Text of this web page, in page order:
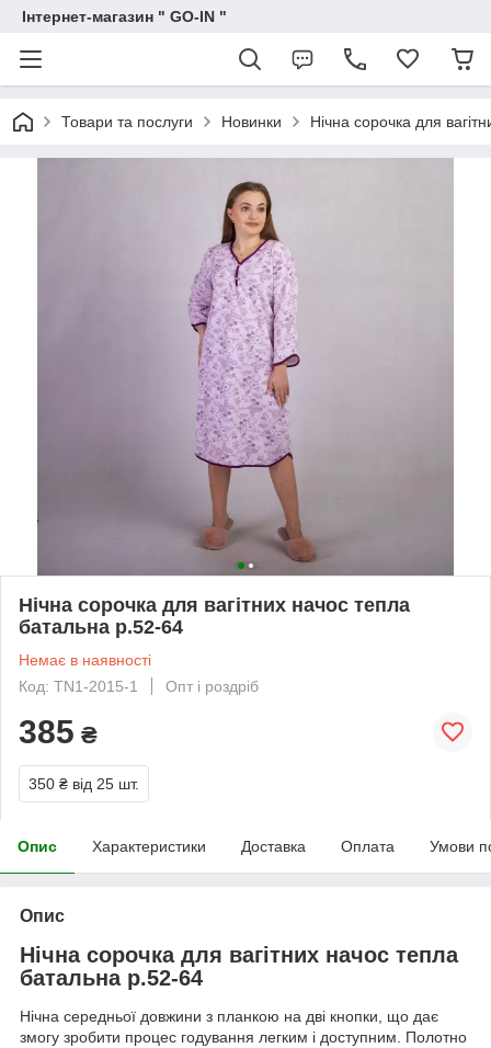
Інтернет-магазин " GO-IN "
Товари та послуги Новинки Нічна сорочка для
Нічна сорочка для вагітних начос тепла
батальна р.52-64
Немає в наявності
Код: TN1-2015-1
Опт і роздріб
385 ₴
350 ₴ від 25 шт.
Опис Характеристики Доставка Оплата Умови
Опис
Нічна сорочка для вагітних начос тепла
батальна р.52-64
Нічна середньої довжини з планкою на дві кнопки, що дає
змогу зробити процес годування легким і доступним. Полотно